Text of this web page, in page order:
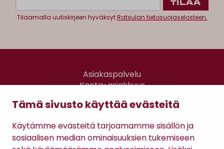
Tämä sivusto käyttää evästeitä
Käytämme evästeitä tarjoamamme sisällön ja
sosiaalisen median ominaisuuksien tukemiseen
Tilaamalla uutiskirjeen hyväksytRatsulan tietosuojaselosteen.
Asiakaspalvelu
Kanta-asiakkuus
Gomee Ratsula Café
Sopimusehdot
Tietosuojaseloste